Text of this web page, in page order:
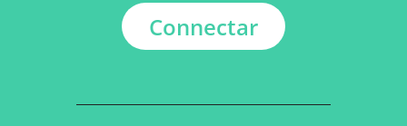
Connectar